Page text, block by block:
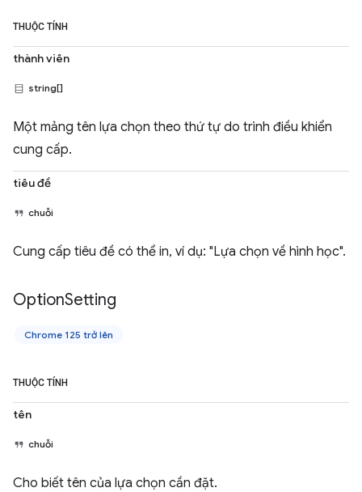
THUỘC TÍNH
thành viên
string[]
Một mảng tên lựa chọn theo thứ tự do trình điều khiển
cung cấp.
tiêu đề
chuỗi
Cung cấp tiêu đề có thể in, ví dụ: "Lựa chọn về hình học".
OptionSetting
Chrome 125 trở lên
THUỘC TÍNH
tên
chuỗi
Cho biết tên của lựa chọn cần đặt.